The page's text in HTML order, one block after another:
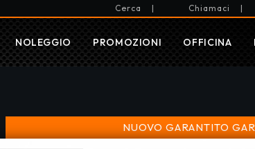
Cerca | Chiamaci |
NOLEGGIO PROMOZIONI OFFICINA
NUOVO GARANTITO